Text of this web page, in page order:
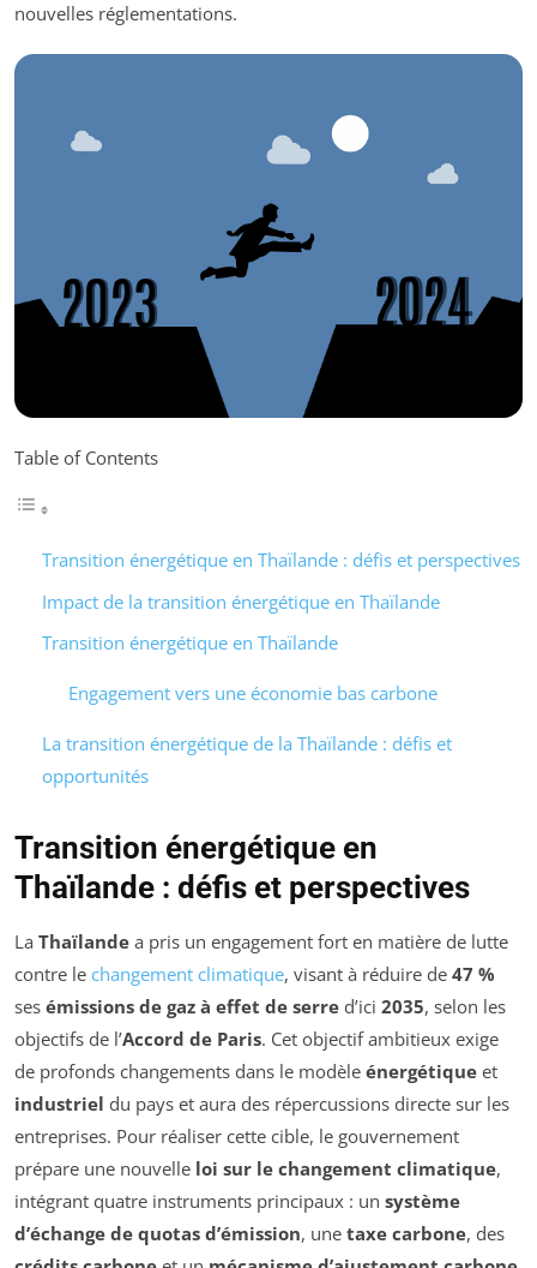
nouvelles réglementations.
Table of Contents
Transition énergétique en Thaïlande : défis et perspectives
Impact de la transition énergétique en Thaïlande
Transition énergétique en Thaïlande
Engagement vers une économie bas carbone
La transition énergétique de la Thaïlande : défis et
opportunités
Transition énergétique en
Thaïlande : défis et perspectives
La Thaïlande a pris un engagement fort en matière de lutte
contre le changement climatique, visant à réduire de 47 %
ses émissions de gaz à effet de serre d’ici 2035, selon les
objectifs de l’Accord de Paris. Cet objectif ambitieux exige
de profonds changements dans le modèle énergétique et
industriel du pays et aura des répercussions directe sur les
entreprises. Pour réaliser cette cible, le gouvernement
prépare une nouvelle loi sur le changement climatique,
intégrant quatre instruments principaux : un système
d’échange de quotas d’émission, une taxe carbone, des